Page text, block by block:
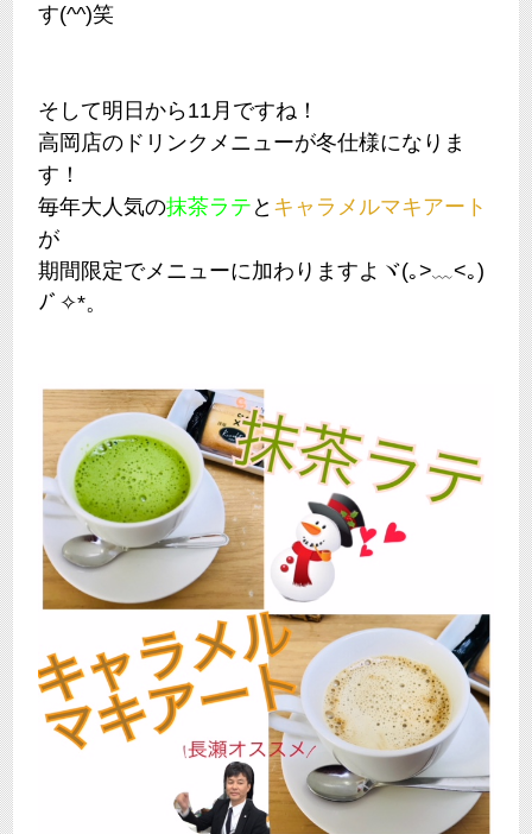
す(^^)笑
そして明日から11月ですね！
高岡店のドリンクメニューが冬仕様になりま
す！
毎年大人気の抹茶ラテ と キャラメルマキアート
が
期間限定でメニューに加わりますよヾ(｡>﹏<｡)
ﾉﾞ✧*。